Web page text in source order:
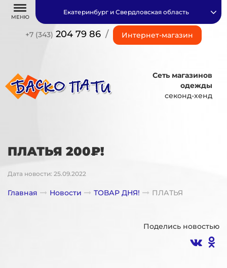
МЕНЮ
+7 (343) 204 79 86 / Интернет-магазин
Екатеринбург и Свердловская область
Сеть магазинов
одежды
секонд-хенд
ПЛАТЬЯ 200₽!
Дата новости: 25.09.2022
Главная Новости ТОВАР ДНЯ! ПЛАТЬЯ
Поделись новостью